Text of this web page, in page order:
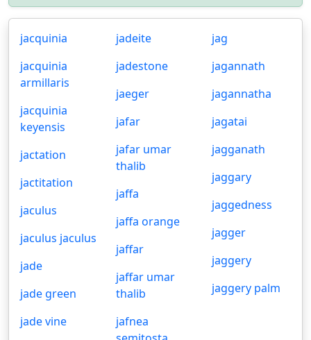
jacquinia
jacquinia
armillaris
jacquinia
keyensis
jactation
jactitation
jaculus
jaculus jaculus
jade
jade green
jade vine
jadeite
jadestone
jaeger
jafar
jafar umar
thalib
jaffa
jaffa orange
jaffar
jaffar umar
thalib
jafnea
jag
jagannath
jagannatha
jagatai
jagganath
jaggary
jaggedness
jagger
jaggery
jaggery palm